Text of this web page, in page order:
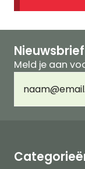
Nieuwsbrief
Meld je aan
mailadres